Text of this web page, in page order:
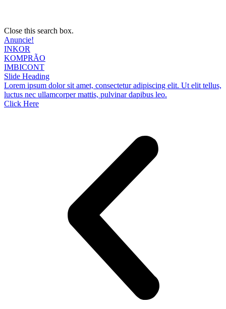
Close this search box.
Anuncie!
INKOR
KOMPRÃO
IMBICONT
Slide Heading
Lorem ipsum dolor sit amet, consectetur adipiscing elit. Ut elit tellus,
luctus nec ullamcorper mattis, pulvinar dapibus leo.
Click Here